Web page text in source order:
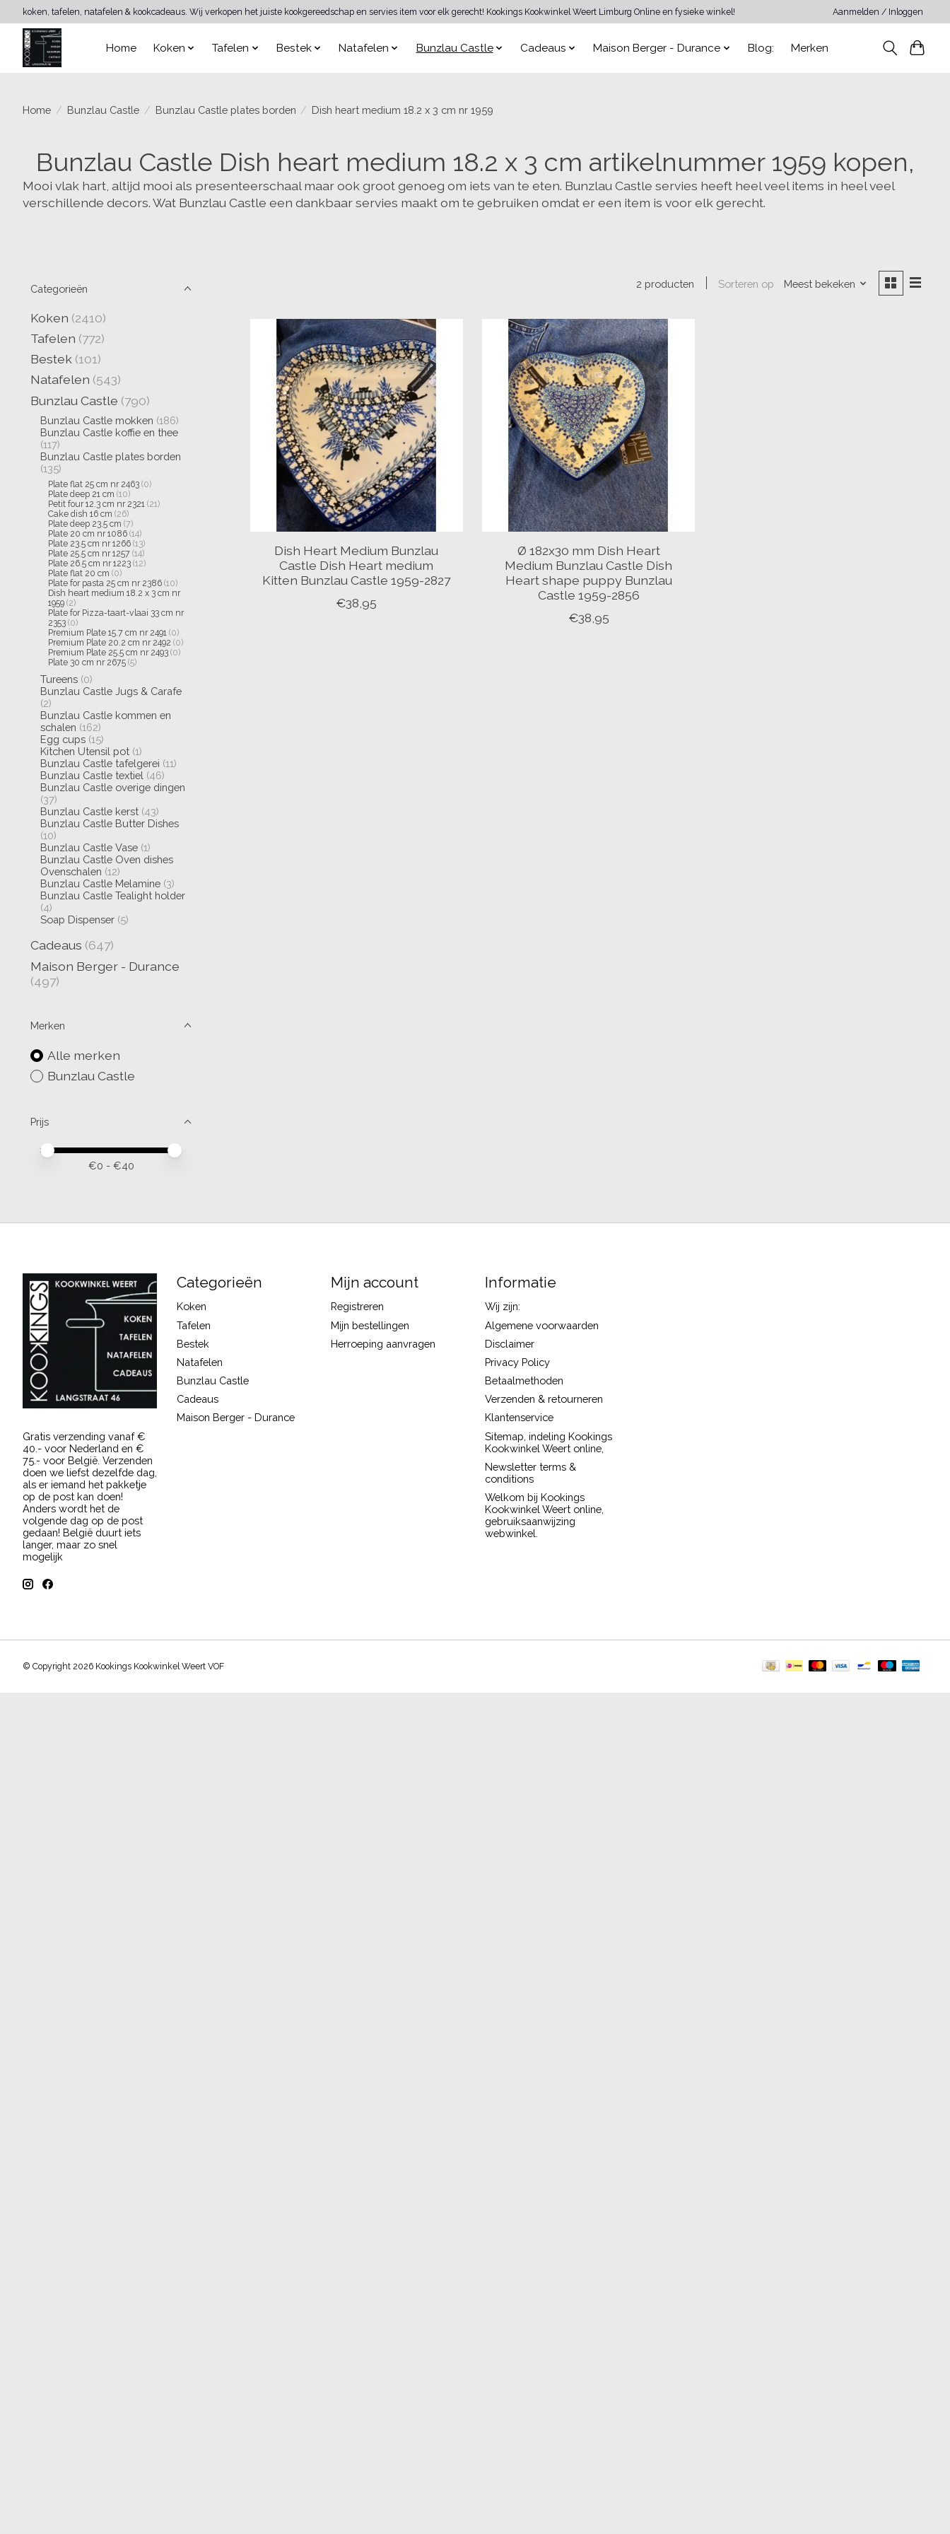
koken, tafelen, natafelen & kookcadeaus. Wij verkopen het juiste kookgereedschap en servies item voor elk gerecht! Kookings Kookwinkel Weert Limburg Online en fysieke winkel! Aanmelden / Inloggen
Home Koken Tafelen Bestek Natafelen Bunzlau Castle Cadeaus Maison Berger - Durance Blog: Merken
Home / Bunzlau Castle / Bunzlau Castle plates borden / Dish heart medium 18.2 x 3 cm nr 1959
Bunzlau Castle Dish heart medium 18.2 x 3 cm artikelnummer 1959 kopen,
Mooi vlak hart, altijd mooi als presenteerschaal maar ook groot genoeg om iets van te eten. Bunzlau Castle servies heeft heel veel items in heel veel
verschillende decors. Wat Bunzlau Castle een dankbaar servies maakt om te gebruiken omdat er een item is voor elk gerecht.
Categorieën
Koken (2410)
Tafelen (772)
Bestek (101)
Natafelen (543)
Bunzlau Castle (790)
Bunzlau Castle mokken (186)
Bunzlau Castle koffie en thee
(117)
Bunzlau Castle plates borden
(135)
Plate flat 25 cm nr 2463 (0)
Plate deep 21 cm (10)
Petit four 12.3 cm nr 2321 (21)
Cake dish 16 cm(26)
Plate deep 23.5 cm(7)
Plate 20 cm nr 1086 (14)
Plate 23.5 cm nr 1266 (13)
Plate 25.5 cm nr 1257 (14)
Plate 26.5 cm nr 1223 (12)
Plate flat 20 cm(0)
Plate for pasta 25 cm nr 2386 (10)
Dish heart medium 18.2 x 3 cm nr
1959 (2)
Plate for Pizza-taart-vlaai 33 cm nr
2353 (0)
Premium Plate 15.7 cm nr 2491 (0)
Premium Plate 20.2 cm nr 2492 (0)
Premium Plate 25.5 cm nr 2493 (0)
Plate 30 cm nr 2675 (5)
Tureens (0)
Bunzlau Castle Jugs & Carafe
(2)
Bunzlau Castle kommen en
schalen (162)
Egg cups (15)
Kitchen Utensil pot (1)
Bunzlau Castle tafelgerei (11)
Bunzlau Castle textiel (46)
Bunzlau Castle overige dingen
(37)
Bunzlau Castle kerst (43)
Bunzlau Castle Butter Dishes
(10)
Bunzlau Castle Vase (1)
Bunzlau Castle Oven dishes
Ovenschalen (12)
Bunzlau Castle Melamine (3)
Bunzlau Castle Tealight holder
(4)
Soap Dispenser (5)
Cadeaus (647)
Maison Berger - Durance
(497)
Merken
Alle merken
Bunzlau Castle
Prijs
Minimale prijswaarde
Price maximum value
€0 - €40
2 producten Sorteren op Meest bekeken
Dish Heart Medium Bunzlau
Castle Dish Heart medium
Kitten Bunzlau Castle 1959-2827
€38,95
Ø 182x30 mm Dish Heart
Medium Bunzlau Castle Dish
Heart shape puppy Bunzlau
Castle 1959-2856
€38,95
Gratis verzending vanaf €
40.- voor Nederland en €
75.- voor België. Verzenden
doen we liefst dezelfde dag,
als er iemand het pakketje
op de post kan doen!
Anders wordt het de
volgende dag op de post
gedaan! België duurt iets
langer, maar zo snel
mogelijk
Categorieën
Koken
Tafelen
Bestek
Natafelen
Bunzlau Castle
Cadeaus
Maison Berger - Durance
Mijn account
Registreren
Mijn bestellingen
Herroeping aanvragen
Informatie
Wij zijn:
Algemene voorwaarden
Disclaimer
Privacy Policy
Betaalmethoden
Verzenden & retourneren
Klantenservice
Sitemap, indeling Kookings
Kookwinkel Weert online,
Newsletter terms &
conditions
Welkom bij Kookings
Kookwinkel Weert online,
gebruiksaanwijzing
webwinkel.
© Copyright 2026 Kookings Kookwinkel Weert VOF